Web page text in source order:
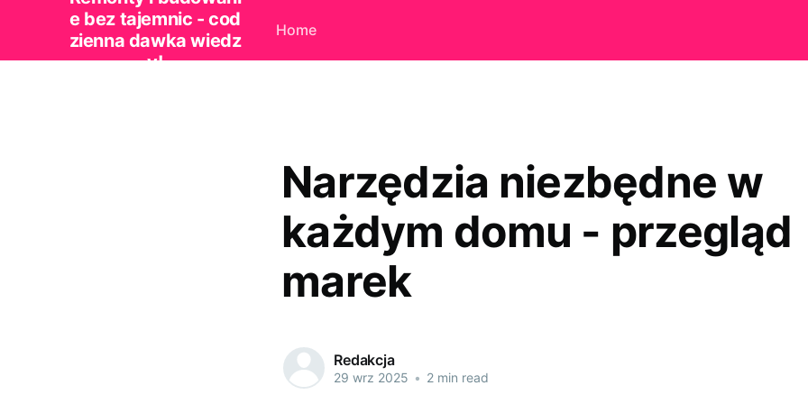
e bez tajemnic - cod
zienna dawka wiedz
y!
Home
Narzędzia niezbędne w
każdym domu - przegląd
marek
Redakcja
29 wrz 2025 • 2 min read